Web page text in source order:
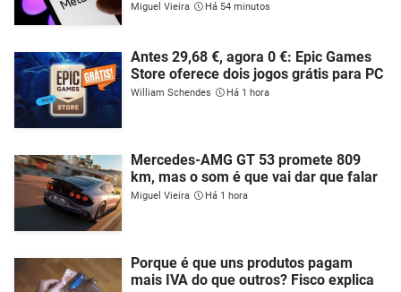
Miguel Vieira Há 54 minutos
Antes 29,68 €, agora 0 €: Epic Games
Store oferece dois jogos grátis para PC
William Schendes Há 1 hora
Mercedes-AMG GT 53 promete 809
km, mas o som é que vai dar que falar
Miguel Vieira Há 1 hora
Porque é que uns produtos pagam
mais IVA do que outros? Fisco explica